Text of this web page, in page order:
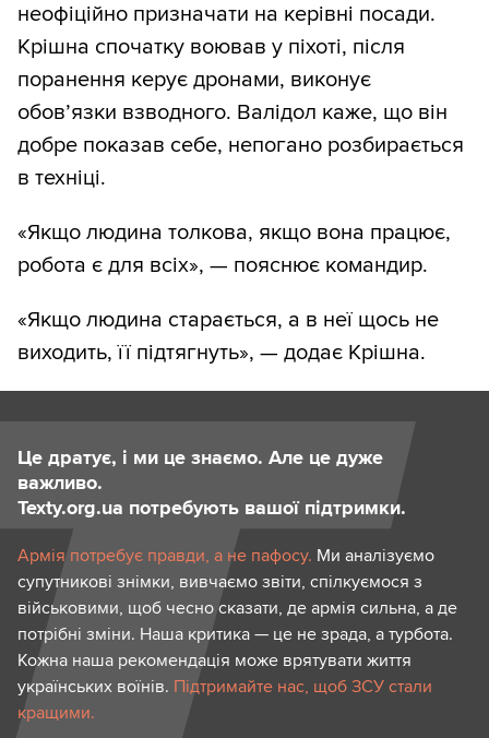
неофіційно призначати на керівні посади.
Крішна спочатку воював у піхоті, після
поранення керує дронами, виконує
обов’язки взводного. Валідол каже, що він
добре показав себе, непогано розбирається
в техніці.
«Якщо людина толкова, якщо вона працює,
робота є для всіх», — пояснює командир.
«Якщо людина старається, а в неї щось не
виходить, її підтягнуть», — додає Крішна.
Це дратує, і ми це знаємо. Але це дуже
важливо.
Texty.org.ua потребують вашої підтримки.
Армія потребує правди, а не пафосу. Ми аналізуємо
супутникові знімки, вивчаємо звіти, спілкуємося з
військовими, щоб чесно сказати, де армія сильна, а де
потрібні зміни. Наша критика — це не зрада, а турбота.
Кожна наша рекомендація може врятувати життя
українських воїнів. Підтримайте нас, щоб ЗСУ стали
кращими.